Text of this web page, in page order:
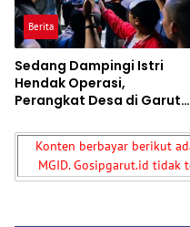
Berita
Sedang Dampingi Istri
Hendak Operasi,
Perangkat Desa di Garut
Orang, 11 Pengacara Turun
Tangan
Konten berbayar berikut
MGID. Gosipgarut.id